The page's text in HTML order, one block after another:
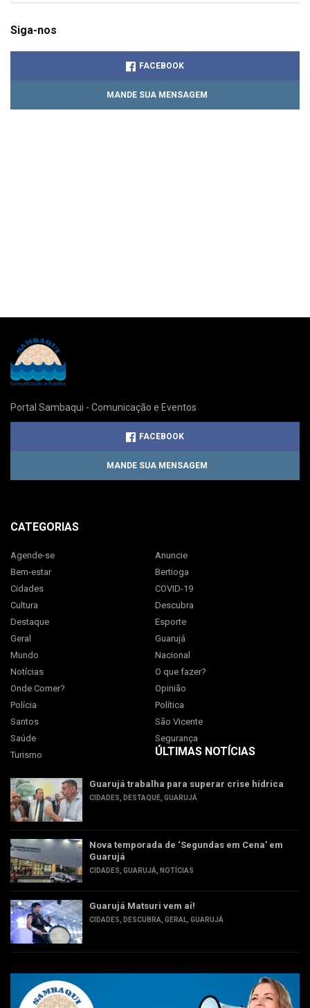
Siga-nos
FACEBOOK
MANDE SUA MENSAGEM
Portal Sambaqui - Comunicação e Eventos
FACEBOOK
MANDE SUA MENSAGEM
CATEGORIAS
Agende-se
Anuncie
Bem-estar
Bertioga
Cidades
COVID-19
Cultura
Descubra
Destaque
Esporte
Geral
Guarujá
Mundo
Nacional
Notícias
O que fazer?
Onde Comer?
Opinião
Polícia
Política
Santos
São Vicente
Saúde
Segurança
Turismo
ÚLTIMAS NOTÍCIAS
Guarujá trabalha para superar crise hídrica
CIDADES, DESTAQUE, GUARUJÁ
Nova temporada de ‘Segundas em Cena’ em
Guarujá
CIDADES, GUARUJÁ, NOTÍCIAS
Guarujá Matsuri vem aí!
CIDADES, DESCUBRA, GERAL, GUARUJÁ